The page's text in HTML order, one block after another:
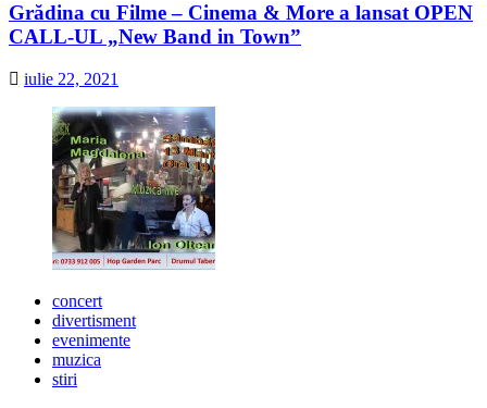
Grădina cu Filme – Cinema & More a lansat OPEN
CALL-UL „New Band in Town”
iulie 22, 2021
concert
divertisment
evenimente
muzica
stiri